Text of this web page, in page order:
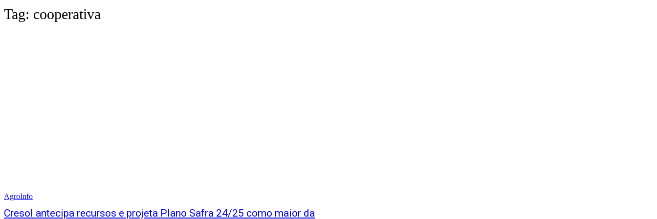
Tag: cooperativa
AgroInfo
Cresol antecipa recursos e projeta Plano Safra 24/25 como maior da